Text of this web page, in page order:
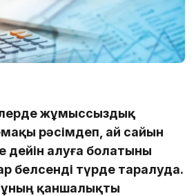
жұмыссыздық
рәсімдеп, ай сайын
дейін алуға болатыны
белсенді түрде таралуда.
қаншалықты